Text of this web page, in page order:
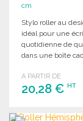
cm
Stylo roller au
idéal pour une
quotidienne de
dans une boîte
A PARTIR DE
20,28 € HT